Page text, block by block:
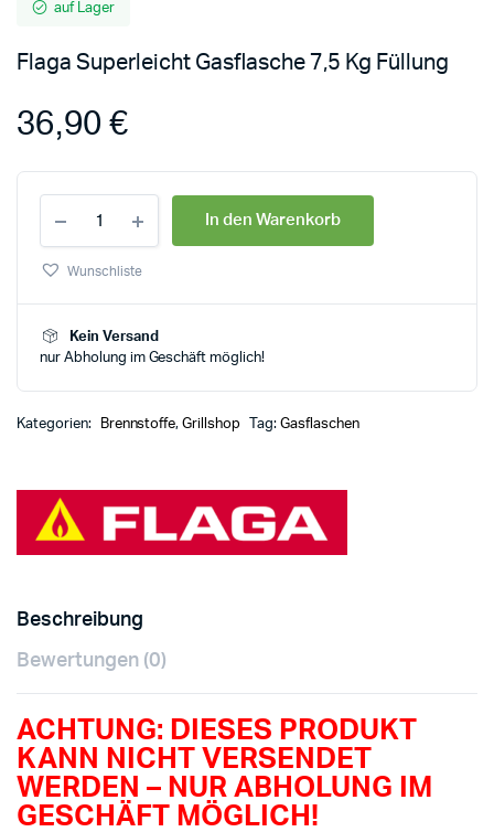
auf Lager
Flaga Superleicht Gasflasche 7,5 Kg Füllung
36,90€
In den Warenkorb
Wunschliste
Kein Versand
nur Abholung im Geschäft möglich!
Kategorien: Brennstoffe,Grillshop Tag: Gasflaschen
Beschreibung
Bewertungen (0)
ACHTUNG: DIESES PRODUKT
KANN NICHT VERSENDET
WERDEN – NUR ABHOLUNG IM
GESCHÄFT MÖGLICH!